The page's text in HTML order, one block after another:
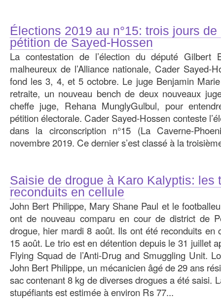
Élections 2019 au n°15: trois jours
pétition de Sayed-Hossen
La contestation de l’élection du député Gilbert
malheureux de l’Alliance nationale, Cader Sayed-
fond les 3, 4, et 5 octobre. Le juge Benjamin
retraite, un nouveau bench de deux nouveaux
cheffe juge, Rehana MunglyGulbul, pour
pétition électorale. Cader Sayed-Hossen conteste
dans la circonscription n°15 (La Caverne-
novembre 2019. Ce dernier s’est classé à la
Saisie de drogue à Karo Kalyptis: les
reconduits en cellule
John Bert Philippe, Mary Shane Paul et le
ont de nouveau comparu en cour de district de
drogue, hier mardi 8 août. Ils ont été reconduits en
15 août. Le trio est en détention depuis le 31 juillet
Flying Squad de l’Anti-Drug and Smuggling Unit.
John Bert Philippe, un mécanicien âgé de 29 ans
sac contenant 8 kg de diverses drogues a été saisi.
stupéfiants est estimée à environ Rs 77...